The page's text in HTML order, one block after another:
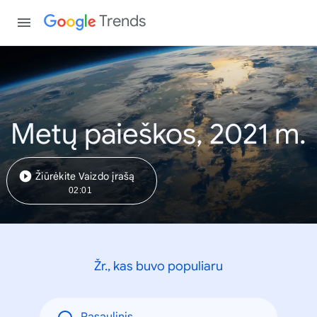
Trends
Metų paieškos, 2021 m.
Žiūrėkite Vaizdo įrašą
02:01
Žr., kas buvo populiaru